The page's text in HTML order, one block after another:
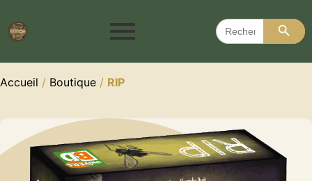
Search
for:
Search
Accueil / Boutique / RIP